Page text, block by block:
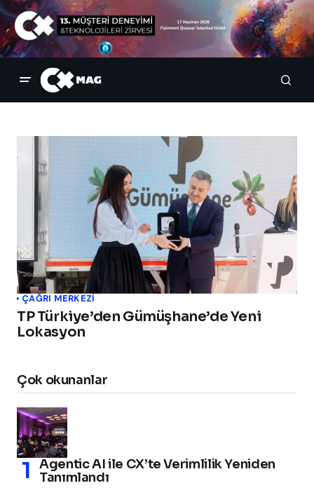
ÇAĞRI MERKEZI
TP Türkiye’den Gümüşhane’de Yeni
Lokasyon
Çok okunanlar
Agentic AI ile CX’te Verimlilik Yeniden
Tanımlandı